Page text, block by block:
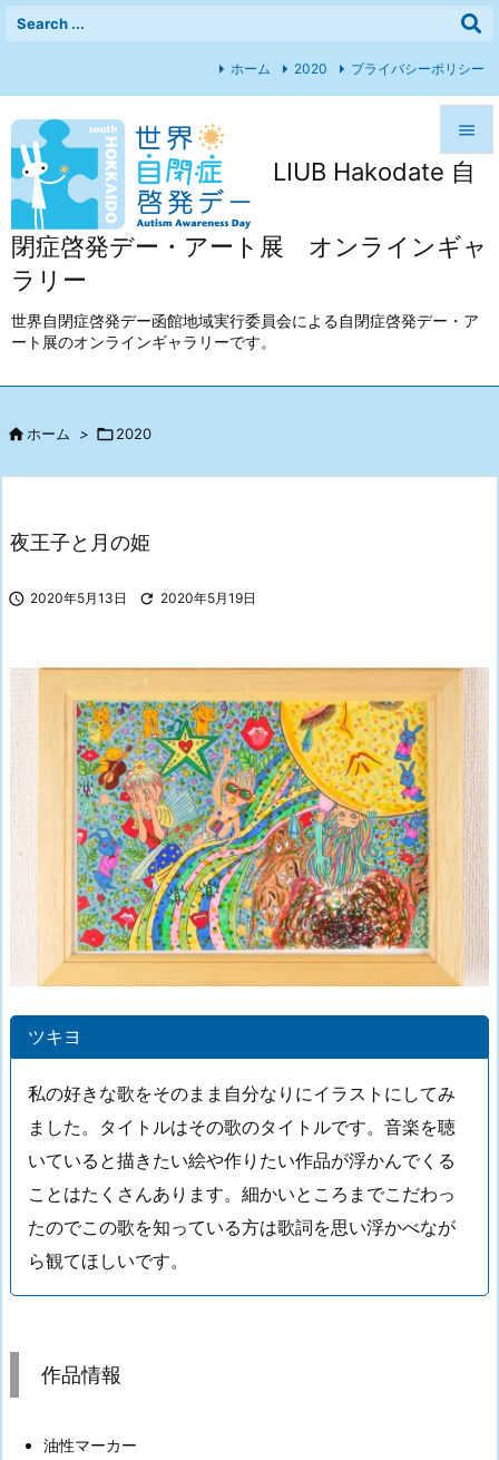
LIUB Hakodate 自
閉症啓発デー・アート展 オンラインギャ
ラリー
世界自閉症啓発デー函館地域実行委員会による自閉症啓発デー・ア
ート展のオンラインギャラリーです。



前へ
次へ
ホーム 2020 プライバシーポリシー
ホーム > 2020
夜王子と月の姫
 2020年5月13日  2020年5月19日
ツキヨ
私の好きな歌をそのまま自分なりにイラストにしてみ
ました。タイトルはその歌のタイトルです。音楽を聴
いていると描きたい絵や作りたい作品が浮かんでくる
ことはたくさんあります。細かいところまでこだわっ
たのでこの歌を知っている方は歌詞を思い浮かべなが
ら観てほしいです。
作品情報
油性マーカー